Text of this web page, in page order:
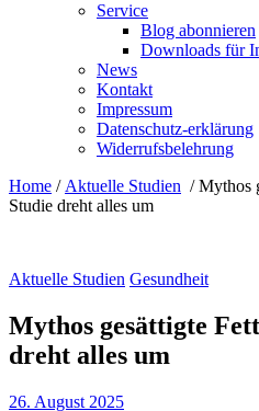
Service
Blog abonnieren
Downloads für
News
Kontakt
Impressum
Datenschutz-erklärung
Widerrufsbelehrung
Home / Aktuelle Studien /Mythos
Studie dreht alles um
Aktuelle Studien Gesundheit
Mythos gesättigte
dreht alles um
26. August 2025